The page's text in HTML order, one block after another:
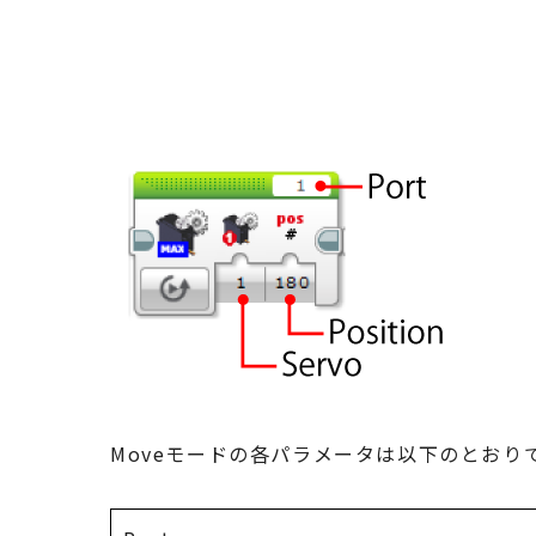
Moveモードの各パラメータは以下のとおり